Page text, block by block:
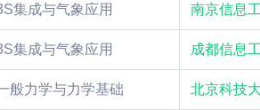
集成与气象应用 南京信息
集成与气象应用 成都信息
般力学与力学基础 北京科技